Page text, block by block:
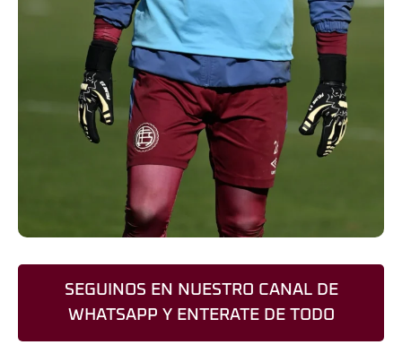
SEGUINOS EN NUESTRO CANAL DE
WHATSAPP Y ENTERATE DE TODO